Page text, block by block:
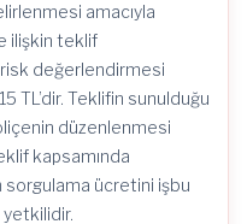
amacıyla
ilişkin teklif
değerlendirmesi
TL’dir. Teklifin sunulduğu
düzenlenmesi
kapsamında
sorgulama ücretini işbu